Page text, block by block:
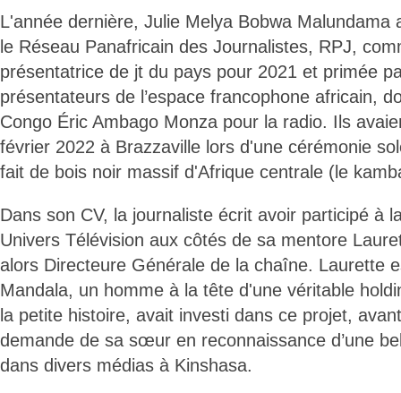
L'année dernière, Julie Melya Bobwa Malundama
le Réseau Panafricain des Journalistes, RPJ,
présentatrice de jt du pays pour 2021 et primée
présentateurs de l’espace francophone africain,
Congo Éric Ambago Monza pour la radio. Ils
février 2022 à Brazzaville lors d'une cérémonie
fait de bois noir massif d'Afrique centrale (le
Dans son CV, la journaliste écrit avoir participé à
Univers Télévision aux côtés de sa mentore
alors Directeure Générale de la chaîne. Laurette
Mandala, un homme à la tête d'une véritable
la petite histoire, avait investi dans ce projet,
demande de sa sœur en reconnaissance d’une
dans divers médias à Kinshasa.